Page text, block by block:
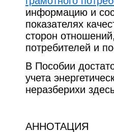
информацию и
показателях
сторон
потребителей и
В Пособии
учета
неразберихи
АННОТАЦИЯ